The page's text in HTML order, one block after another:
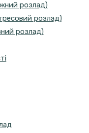
розлад)
розлад)
розлад)